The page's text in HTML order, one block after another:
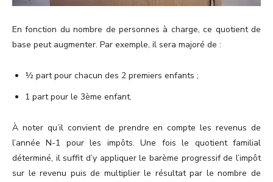
En fonction du nombre de personnes à charge, ce quotient de
base peut augmenter. Par exemple, il sera majoré de :
½ part pour chacun des 2 premiers enfants ;
1 part pour le 3ème enfant.
À noter qu’il convient de prendre en compte les revenus de
l’année N-1 pour les impôts. Une fois le quotient familial
déterminé, il suffit d’y appliquer le barème progressif de l’impôt
sur le revenu puis de multiplier le résultat par le nombre de